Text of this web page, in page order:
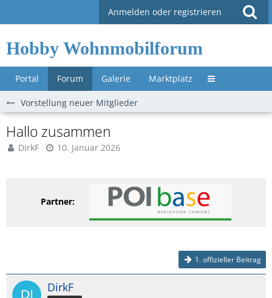
Anmelden oder registrieren
Hobby Wohnmobilforum
Portal Forum Galerie Marktplatz Untermenü »
Vorstellung neuer Mitglieder
Hallo zusammen
DirkF 10. Januar 2026
Partner:
1. offizieller Beitrag
DirkF